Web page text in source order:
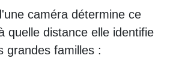
caméra détermine ce
quelle distance elle identifie
grandes familles :